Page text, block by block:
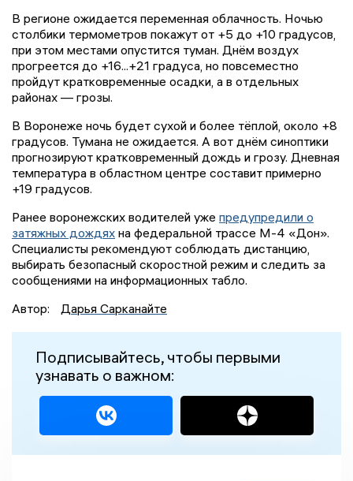
В регионе ожидается переменная облачность. Ночью
столбики термометров покажут от +5 до +10 градусов,
при этом местами опустится туман. Днём воздух
прогреется до +16...+21 градуса, но повсеместно
пройдут кратковременные осадки, а в отдельных
районах — грозы.
В Воронеже ночь будет сухой и более тёплой, около +8
градусов. Тумана не ожидается. А вот днём синоптики
прогнозируют кратковременный дождь и грозу. Дневная
температура в областном центре составит примерно
+19 градусов.
Ранее воронежских водителей уже предупредили о
затяжных дождях на федеральной трассе М-4 «Дон».
Специалисты рекомендуют соблюдать дистанцию,
выбирать безопасный скоростной режим и следить за
сообщениями на информационных табло.
Автор:
Дарья Сарканайте
Подписывайтесь, чтобы первыми
узнавать о важном: